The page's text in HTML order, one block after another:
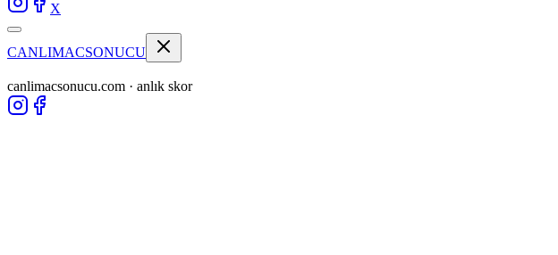
X
CANLIMACSONUCU
canlimacsonucu.com · anlık skor